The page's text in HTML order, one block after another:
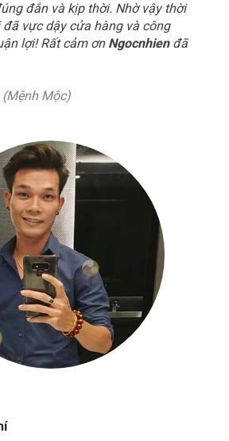
đắn và kịp thời. Nhờ vậy thời
vực dậy cửa hàng và công
lợi! Rất cảm ơn Ngocnhienđã
(Mệnh Mộc)